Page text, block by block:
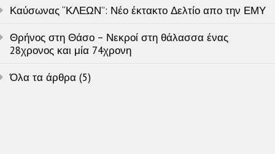
Καύσωνας “ΚΛΕΩΝ”: Νέο έκτακτο Δελτίο απο την ΕΜΥ
Θρήνος στη Θάσο – Νεκροί στη θάλασσα ένας
28χρονος και μία 74χρονη
Όλα τα άρθρα (5)